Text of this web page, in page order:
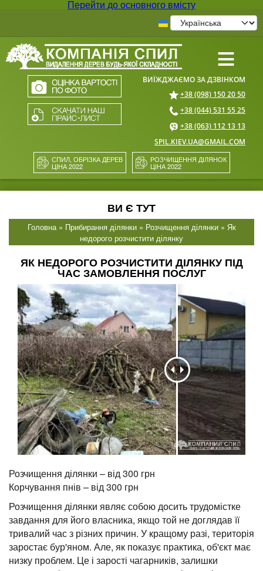
Перейти до основного вмісту
≡
+38 (098) 150 20 50
+38 (044) 531 55 25
+38 (063) 112 13 13
SPIL.KIEV.UA@GMAIL.COM
СПИЛ, ОБРІЗКА ДЕРЕВ
ЦІНА 2022
РОЗЧИЩЕННЯ ДІЛЯНОК
ЦІНА 2022
ВИ Є ТУТ
Головна» Прибирання ділянки» Розчищення ділянки» Як
недорого розчистити ділянку
ЯК НЕДОРОГО РОЗЧИСТИТИ ДІЛЯНКУ ПІД
ЧАС ЗАМОВЛЕННЯ ПОСЛУГ
Розчищення ділянки – від 300 грн
Корчування пнів – від 300 грн
Розчищення ділянки являє собою досить трудомістке
завдання для його власника, якщо той не доглядав її
тривалий час з різних причин. У кращому разі, територія
заростає бур'яном. Але, як показує практика, об'єкт має
низку проблем. Це і зарості чагарників, залишки